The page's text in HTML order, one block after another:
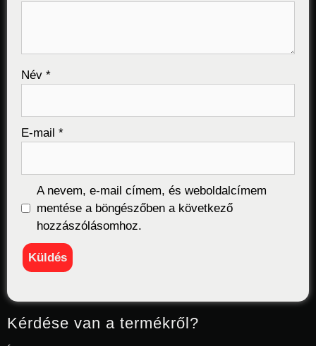
Név *
E-mail *
A nevem, e-mail címem, és weboldalcímem
mentése a böngészőben a következő
hozzászólásomhoz.
Kérdése van a termékről?